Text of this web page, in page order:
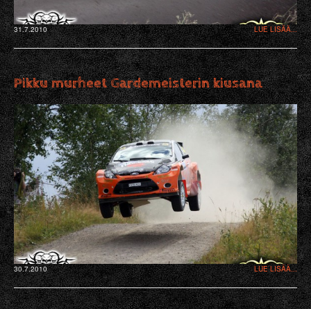
31.7.2010 LUE LISÄÄ...
Pikku murheet Gardemeisterin kiusana
30.7.2010 LUE LISÄÄ...